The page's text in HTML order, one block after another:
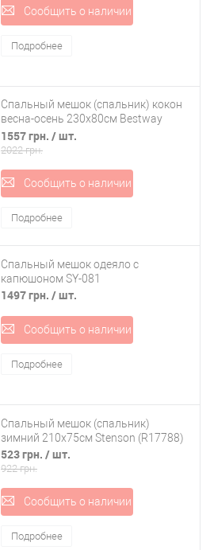
Сообщить о наличии
Подробнее
Спальный мешок (спальник) кокон
весна-осень 230х80см Bestway
(68049)
1557 грн. / шт.
2022 грн.
Сообщить о наличии
Подробнее
Спальный мешок одеяло с
капюшоном SY-081
1497 грн. / шт.
Сообщить о наличии
Подробнее
Спальный мешок (спальник)
зимний 210х75см Stenson (R17788)
523 грн. / шт.
922 грн.
Сообщить о наличии
Подробнее